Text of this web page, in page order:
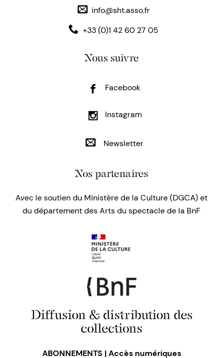
info@sht.asso.fr
+33 (0)1 42 60 27 05
Nous suivre
Facebook
Instagram
Newsletter
Nos partenaires
Avec le soutien du Ministère de la Culture (DGCA) et
du département des Arts du spectacle de la BnF
Diffusion & distribution des
collections
ABONNEMENTS | Accès numériques